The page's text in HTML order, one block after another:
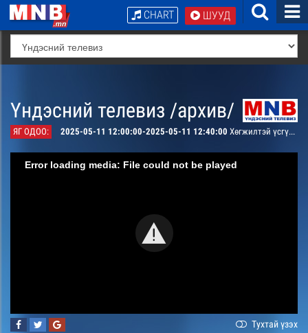
ШУУД
CHART
Үндэсний телевиз /архив/
ЯГ ОДОО: 2025-05-11 12:00:00-2025-05-11 12:40:00 Хөгжилтэй үсгүүд-Ерөнхий боловсролын 105, 123-р сургууль
Error loading media: File could not be played
Тухтай үзэх